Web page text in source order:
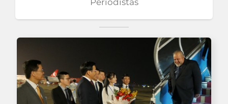
Periodistas